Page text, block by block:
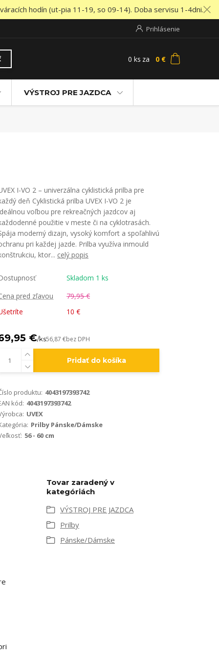
hodín (ut-pia 11-19, so 09-14). Doba servisu 1-4dni.
Prihlásenie
0 ks za 0 €
VÝSTROJ PRE JAZDCA
I-VO 2 – univerzálna cyklistická prilba pre
deň Cyklistická prilba UVEX I-VO 2 je
voľbou pre rekreačných jazdcov aj
použitie v meste či na cyklotrasách.
moderný dizajn, vysoký komfort a spoľahlivú
pri každej jazde. Prilba využíva inmould
ktor... celý popis
Skladom 1 ks
pred zľavou
79,95 €
10 €
€/ks56,87 €bez DPH
Pridať do košíka
produktu: 4043197393742
kód: 4043197393742
UVEX
Prilby Pánske/Dámske
56 - 60 cm
Tovar zaradený v
kategóriách
VÝSTROJ PRE JAZDCA
Prilby
Pánske/Dámske